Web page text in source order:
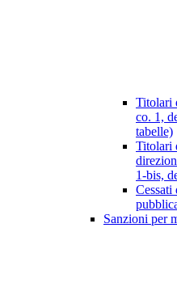
Titolari
co. 1,
tabelle)
Titolari
1-bis,
Cessati
Sanzioni per